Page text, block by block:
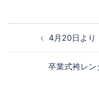
4月20日より
卒業式袴レン